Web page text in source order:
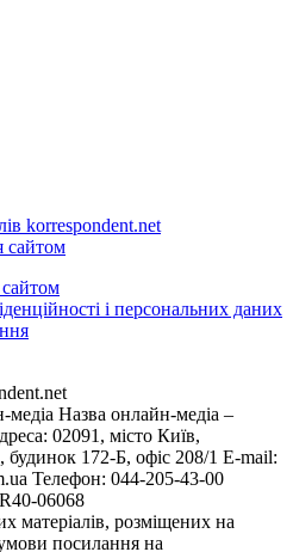
korrespondent.net
сайтом
і персональних даних
медіа Назва онлайн-медіа –
02091, місто Київ,
172-Б, офіс 208/1 E-mail:
Телефон: 044-205-43-00
06068
матеріалів, розміщених на
умови посилання на